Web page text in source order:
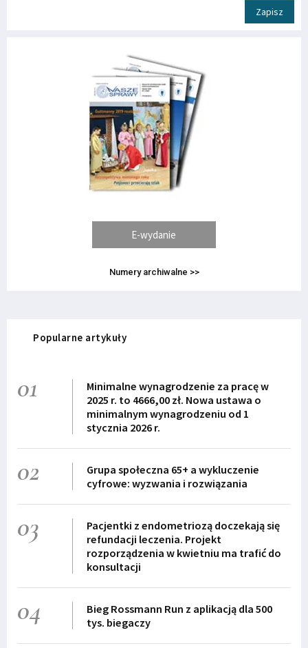
Zapisz
E-wydanie
Numery archiwalne >>
Popularne artykuły
01
Minimalne wynagrodzenie za pracę w
2025 r. to 4666,00 zł. Nowa ustawa o
minimalnym wynagrodzeniu od 1
stycznia 2026 r.
02
Grupa społeczna 65+ a wykluczenie
cyfrowe: wyzwania i rozwiązania
03
Pacjentki z endometriozą doczekają się
refundacji leczenia. Projekt
rozporządzenia w kwietniu ma trafić do
konsultacji
04
Bieg Rossmann Run z aplikacją dla 500
tys. biegaczy